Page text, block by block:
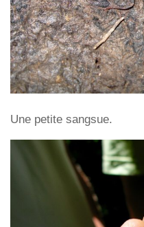
Une petite sangsue.